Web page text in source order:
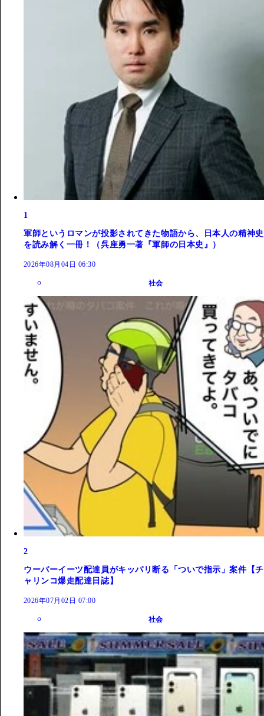
1
軍師というロマンが投影されてきた物語から、日本人の精神史
を読み解く一冊！（呉座勇一著『軍師の日本史』）
2026年08月04日 06:30
社会
2
ウーバーイーツ配達員がキッパリ断る「ついで指示」案件【チ
ャリンコ爆走配達日誌】
2026年07月02日 07:00
社会